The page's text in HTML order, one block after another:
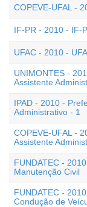
COPEVE-UFAL -
IF-PR - 2010 - IF-
UFAC - 2010 -
UNIMONTES -
Assistente
IPAD - 2010 -
Administrativo - 1
COPEVE-UFAL -
Assistente
FUNDATEC -
Manutenção Civil
FUNDATEC -
Condução de